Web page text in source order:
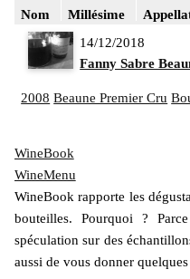
Nom
Millésime
14/12/2018
Fanny Sabre
2008 Beaune Premier Cru
WineBook
WineMenu
WineBook rapporte les
bouteilles. Pourquoi ?
spéculation sur des
aussi de vous donner